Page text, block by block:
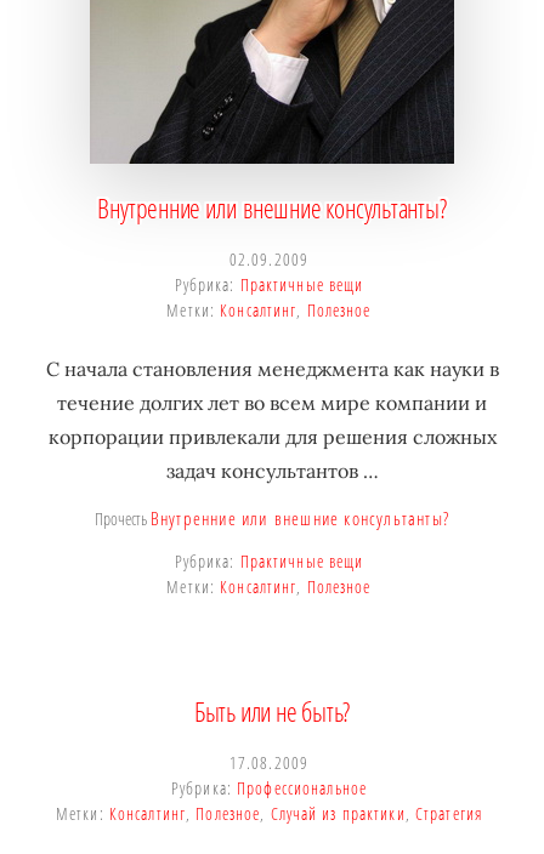
Внутренние или внешние консультанты?
02.09.2009
Рубрика: Практичные вещи
Метки: Консалтинг Полезное
С начала становления менеджмента как науки в
течение долгих лет во всем мире компании и
корпорации привлекали для решения сложных
задач консультантов …
Прочесть Внутренние или внешние консультанты?
Рубрика: Практичные вещи
Метки: Консалтинг Полезное
Быть или не быть?
17.08.2009
Рубрика: Профессиональное
Метки: Консалтинг Полезное Случай из практики Стратегия